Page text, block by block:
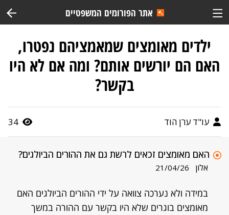
אתר הפורומים המשפטיים
ילדים מאומצים שמאמציהם נפטרו,
האם הם יורשים אותם? ומה אם לא היו
בקשר?
עו"ד ערן הוד 34
האם מאומצים זכאים לרשת גם את ההורים הביולגים?
אלון 21/04/26
במידה ולא נערכה צוואה על ידי ההורים הביולגים האם
מאומצים בוגרים שלא היו בקשר עם ההורה במשך